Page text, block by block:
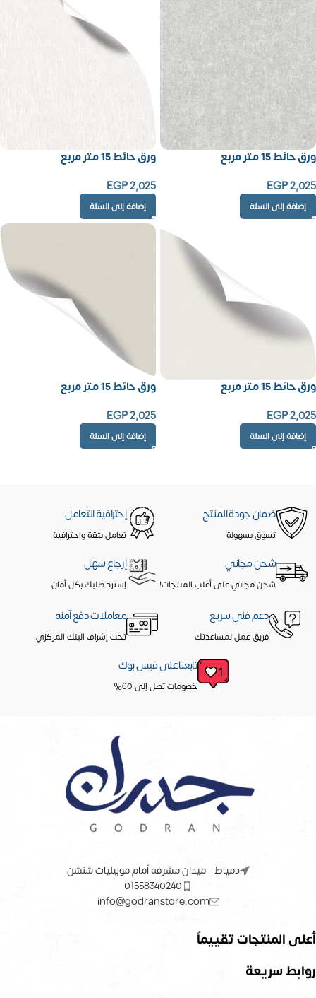
ورق حائط 15 متر مربع
EGP2,025
إضافة إلى السلة
ورق حائط 15 متر مربع
EGP2,025
إضافة إلى السلة
ورق حائط 15 متر مربع
EGP2,025
إضافة إلى السلة
ورق حائط 15 متر مربع
EGP2,025
إضافة إلى السلة
ضمان جودة المنتج
تسوق بسهولة
إحترافية التعامل
تعامل بثقة واحترافية
شحن مجاني
شحن مجاني على أغلب المنتجات!
إرجاع سهل
إسترد طلبك بكل أمان
دعم فنى سريع
فريق عمل لمساعدتك
معاملات دفع آمنه
تحت إشراف البنك المركزي
تابعنا على فيس بوك
خصومات تصل إلى 60%
دمياط - ميدان مشرفه أمام موبيليات شنشن
01558340240
info@godranstore.com
أعلى المنتجات تقييماً
روابط سريعة